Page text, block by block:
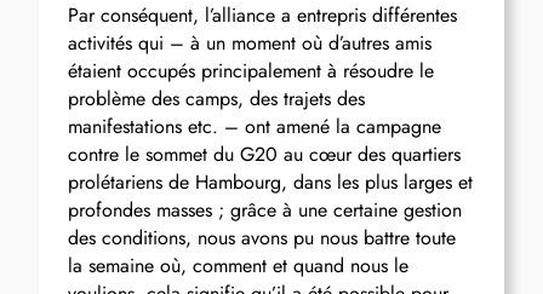
Par conséquent, l’alliance a entrepris différentes
activités qui – à un moment où d’autres amis
étaient occupés principalement à résoudre le
problème des camps, des trajets des
manifestations etc. – ont amené la campagne
contre le sommet du G20 au cœur des quartiers
prolétariens de Hambourg, dans les plus larges et
profondes masses ; grâce à une certaine gestion
des conditions, nous avons pu nous battre toute
la semaine où, comment et quand nous le